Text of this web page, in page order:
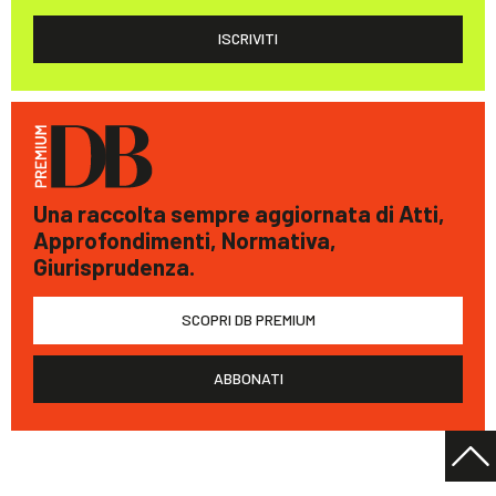
ISCRIVITI
Una raccolta sempre aggiornata di Atti,
Approfondimenti, Normativa,
Giurisprudenza.
SCOPRI DB PREMIUM
ABBONATI